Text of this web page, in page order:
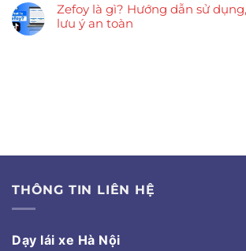
Zefoy là gì? Hướng dẫn sử
lưu ý an toàn
THÔNG TIN LIÊN HỆ
Dạy lái xe Hà Nội